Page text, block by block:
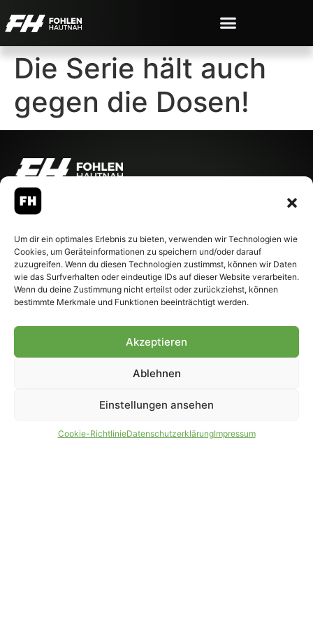
Um dir ein optimales Erlebnis zu bieten, verwenden wir Technologien wie
Cookies, um Geräteinformationen zu speichern und/oder darauf
zuzugreifen. Wenn du diesen Technologien zustimmst, können wir Daten
wie das Surfverhalten oder eindeutige IDs auf dieser Website verarbeiten.
Wenn du deine Zustimmung nicht erteilst oder zurückziehst, können
bestimmte Merkmale und Funktionen beeinträchtigt werden.
Akzeptieren
Ablehnen
Einstellungen ansehen
Cookie-RichtlinieDatenschutzerklärungImpressum
Die Serie hält auch
gegen die Dosen!
© 2007-2026 Fohlen-Hautnah.de
– Alle rechte vorbehalten.
offiziell eingetragenes Magazin
bei der Deutschen
Nationalbibliothek (ISSN 1868-
8233). Nachdruck und
Weiterverarbeitung, auch
auszugsweise, nur mit
PARTNER WERDEN
AGB